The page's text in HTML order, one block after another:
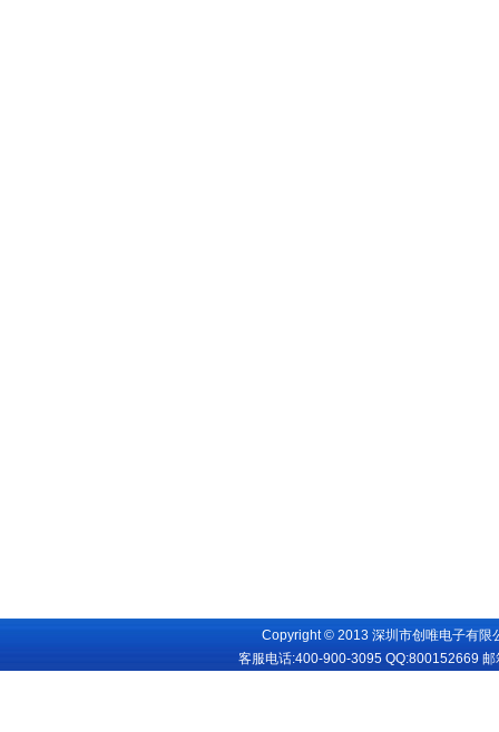
Copyright © 2013 深圳市创唯电子有限
客服电话:400-900-3095 QQ:800152669 邮